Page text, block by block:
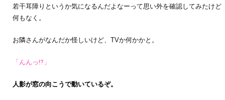
若干耳障りというか気になるんだよなーって思い外を確認してみたけど
何もなく。
お隣さんがなんだか怪しいけど、TVか何かかと。
「んんっ⁉」
人影が窓の向こうで動いているぞ。